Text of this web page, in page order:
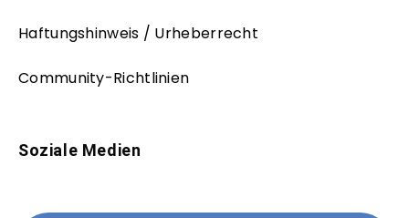
Haftungshinweis / Urheberrecht
Community-Richtlinien
Soziale Medien